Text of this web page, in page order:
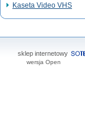
Kaseta Video VHS
sklep internetowy
wersja Open